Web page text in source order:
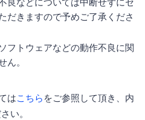
だきますので予めご了承くださ
フトウェアなどの動作不良に関
ん。
はこちら をご参照して頂き、内
い。